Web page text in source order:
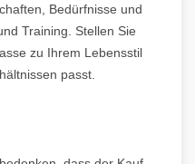
Bedürfnisse und
Training. Stellen Sie
zu Ihrem Lebensstil
passt.